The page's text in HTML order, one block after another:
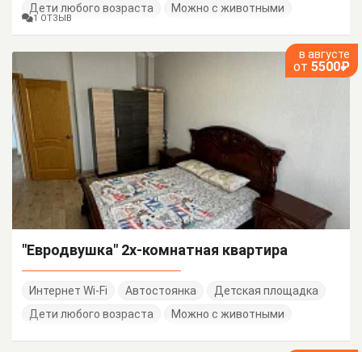
Дети любого возраста
Можно с животными
1 ОТЗЫВ
в августе
от 5500₽
"Евродвушка" 2х-комнатная квартира
Интернет Wi-Fi Автостоянка
Детская площадка
Дети любого возраста
Можно с животными